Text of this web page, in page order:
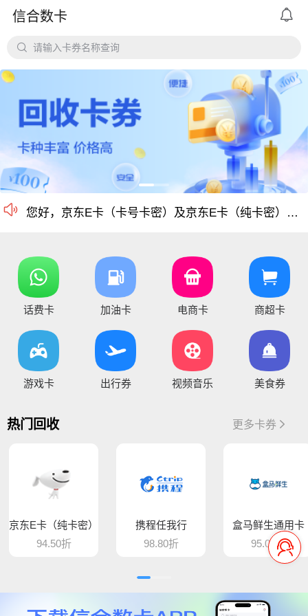
信合数卡 
 请输入卡券名称查询

尊敬的信合用户您好：目前银行卡，支付宝提现已恢复正常 ，欢迎提卡
通知：支付宝提现通道暂时维护，恢复另行通知，带来的不便敬请谅解！
您好，京东E卡（卡号卡密）及京东E卡（纯卡密）50-5000面值卡已维护 ，请贵司及时做好调整 ，恢复待通知
您好，通兑一卡通临时维护，麻烦暂停提交订单，恢复通知！
将于15:30维护，恢复待通知
您好，目前银行卡提现暂时维护，恢复待通知，给您
平台新增百商一卡通，销卡较快，欢迎提交！
您好 平台新增中百提货券 骏卡益汇卡 骏卡随心卡 欢迎大家前来提交
平台对京东e卡、携程任我行长期有大量需求，欢迎有各类有相关资源的个人和企业长期合作。
价格公道、稳定需求，长期回收京东E卡、携程卡。
仅支持合法合规的正规卡合作，您可以直接在平台
信合长期大量回收各类礼品卡、游戏点卡、话费卡、
京东E卡500面值以上寄售回收价格上调至965折
电商卡如京东卡、沃尔玛、盒马卡、瑞祥卡、天猫卡、苏宁、携程等等
话费卡 加油卡 电商卡 商超卡
游戏卡 出行券 视频音乐 美食券
热门回收 更多卡券
京东E卡（纯卡密）
94.50折
携程任我行
98.80折
盒马鲜生通用卡
95.00折